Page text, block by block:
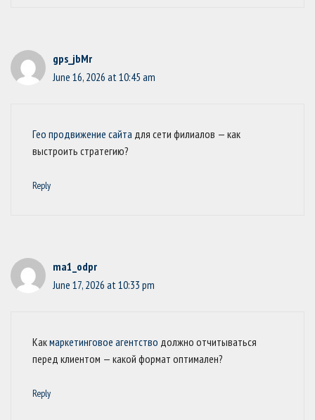
gps_jbMr
June 16, 2026 at 10:45 am
Гео продвижение сайта для сети филиалов — как
выстроить стратегию?
Reply
ma1_odpr
June 17, 2026 at 10:33 pm
Какмаркетинговое агентство должно отчитываться
перед клиентом — какой формат оптимален?
Reply